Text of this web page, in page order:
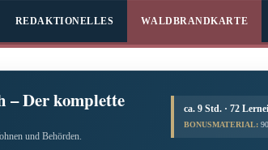
REDAKTIONELLES WALDBRANDKARTE
– Der komplette
und Behörden.
ca. 9 Std. · 72
BONUSMATERIAL: